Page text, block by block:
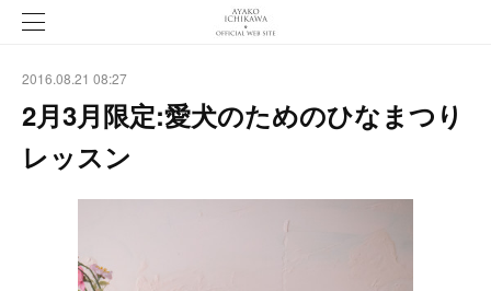
2016.08.21 08:27
2月3月限定:愛犬のためのひなまつり
レッスン